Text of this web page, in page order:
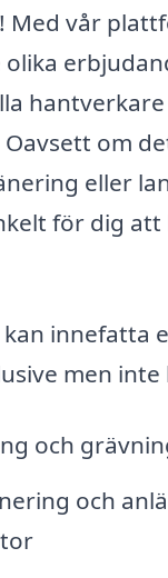
Med vår
om
eller
för dig
innefatta
men
och
och